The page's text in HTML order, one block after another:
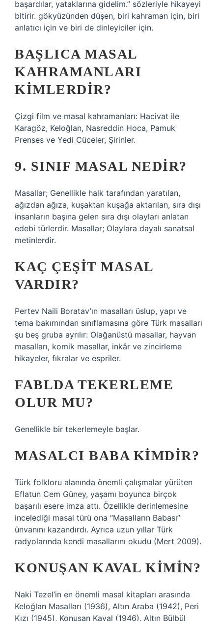
başardılar, yataklarına gidelim.” sözleriyle hikayeyi
bitirir. gökyüzünden düşen, biri kahraman için, biri
anlatıcı için ve biri de dinleyiciler için.
BAŞLICA MASAL
KAHRAMANLARI
KIMLERDIR?
Çizgi film ve masal kahramanları: Hacivat ile
Karagöz, Keloğlan, Nasreddin Hoca, Pamuk
Prenses ve Yedi Cüceler, Şirinler.
9. SINIF MASAL NEDIR?
Masallar; Genellikle halk tarafından yaratılan,
ağızdan ağıza, kuşaktan kuşağa aktarılan, sıra dışı
insanların başına gelen sıra dışı olayları anlatan
edebi türlerdir. Masallar; Olaylara dayalı sanatsal
metinlerdir.
KAÇ ÇEŞIT MASAL
VARDIR?
Pertev Naili Boratav’ın masalları üslup, yapı ve
tema bakımından sınıflamasına göre Türk masalları
şu beş gruba ayrılır: Olağanüstü masallar, hayvan
masalları, komik masallar, inkâr ve zincirleme
hikayeler, fıkralar ve espriler.
FABLDA TEKERLEME
OLUR MU?
Genellikle bir tekerlemeyle başlar.
MASALCI BABA KIMDIR?
Türk folkloru alanında önemli çalışmalar yürüten
Eflatun Cem Güney, yaşamı boyunca birçok
başarılı esere imza attı. Özellikle derinlemesine
incelediği masal türü ona “Masalların Babası”
ünvanını kazandırdı. Ayrıca uzun yıllar Türk
radyolarında kendi masallarını okudu (Mert 2009).
KONUŞAN KAVAL KIMIN?
Naki Tezel’in en önemli masal kitapları arasında
Keloğlan Masalları (1936), Altın Araba (1942), Peri
Kızı (1945), Konuşan Kaval (1946), Altın Bülbül